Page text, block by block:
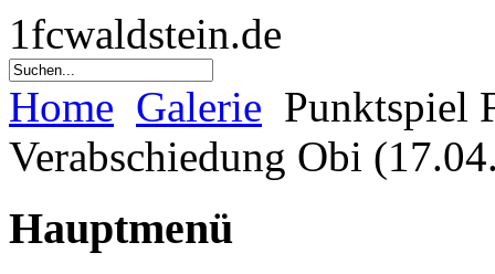
1fcwaldstein.de
Home Galerie Punktspiel
Verabschiedung Obi
Hauptmenü